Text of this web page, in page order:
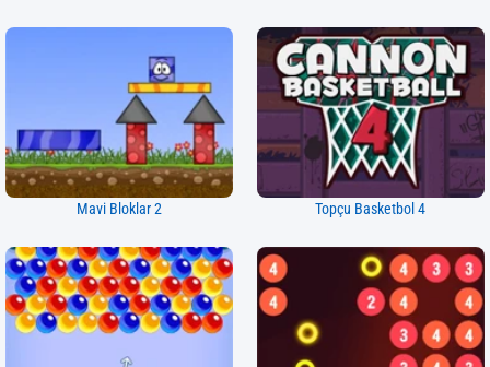
Mavi Bloklar 2 Topçu Basketbol 4